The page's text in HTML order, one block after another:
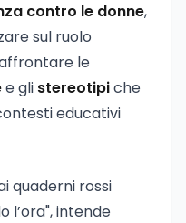
contro le donne,
sul ruolo
le
e gli stereotipiche
educativi
quaderni rossi
l’ora", intende